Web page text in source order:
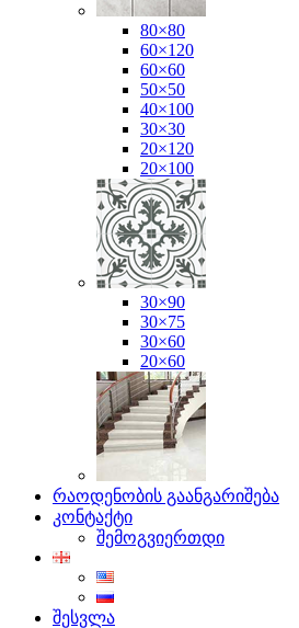
80×80
60×120
60×60
50×50
40×100
30×30
20×120
20×100
30×90
30×75
30×60
20×60
რაოდენობის გაანგარიშება
კონტაქტი
შემოგვიერთდი
შესვლა